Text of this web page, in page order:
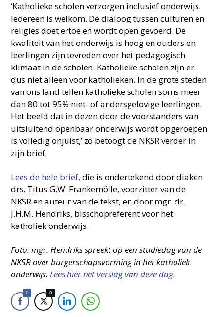
‘Katholieke scholen verzorgen inclusief onderwijs.
Iedereen is welkom. De dialoog tussen culturen en
religies doet ertoe en wordt open gevoerd. De
kwaliteit van het onderwijs is hoog en ouders en
leerlingen zijn tevreden over het pedagogisch
klimaat in de scholen. Katholieke scholen zijn er
dus niet alleen voor katholieken. In de grote steden
van ons land tellen katholieke scholen soms meer
dan 80 tot 95% niet- of andersgelovige leerlingen.
Het beeld dat in dezen door de voorstanders van
uitsluitend openbaar onderwijs wordt opgeroepen
is volledig onjuist,’ zo betoogt de NKSR verder in
zijn brief.
Lees de hele brief, die is ondertekend door diaken
drs. Titus G.W. Frankemölle, voorzitter van de
NKSR en auteur van de tekst, en door mgr. dr.
J.H.M. Hendriks, bisschopreferent voor het
katholiek onderwijs.
Foto: mgr. Hendriks spreekt op een studiedag van de
NKSR over burgerschapsvorming in het katholiek
onderwijs.Lees hier het verslag van deze dag.
0 0